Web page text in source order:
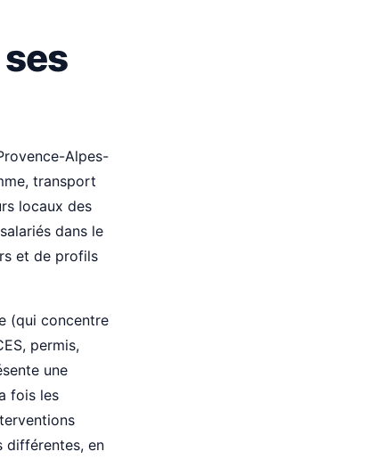
Alpes-
transport
locaux des
dans le
et de profils
(qui concentre
permis,
une
fois les
différentes, en